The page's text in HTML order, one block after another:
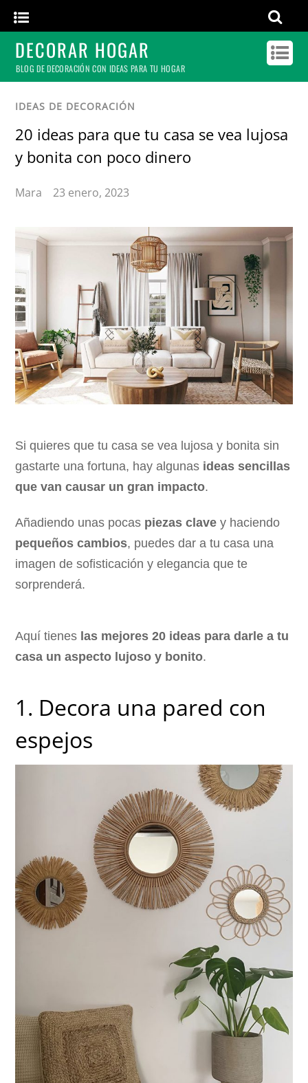
DECORAR HOGAR
BLOG DE DECORACIÓN CON IDEAS PARA TU HOGAR
IDEAS DE DECORACIÓN
20 ideas para que tu casa se vea lujosa
y bonita con poco dinero
Mara 23 enero, 2023
Si quieres que tu casa se vea lujosa y bonita sin
gastarte una fortuna, hay algunas ideas sencillas
que van causar un gran impacto.
Añadiendo unas pocas piezas clave y haciendo
pequeños cambios, puedes dar a tu casa una
imagen de sofisticación y elegancia que te
sorprenderá.
Aquí tienes las mejores 20 ideas para darle a tu
casa un aspecto lujoso y bonito.
1. Decora una pared con
espejos